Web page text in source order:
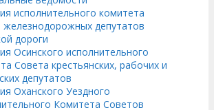
исполнительного комитета
железнодорожных депутатов
дороги
Осинского исполнительного
Совета крестьянских, рабочих и
депутатов
Оханского Уездного
Комитета Советов